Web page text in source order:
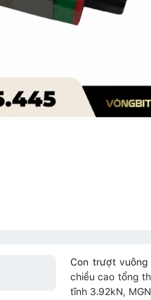
Con trượt vuông
chiều cao tổng
tĩnh 3.92kN,